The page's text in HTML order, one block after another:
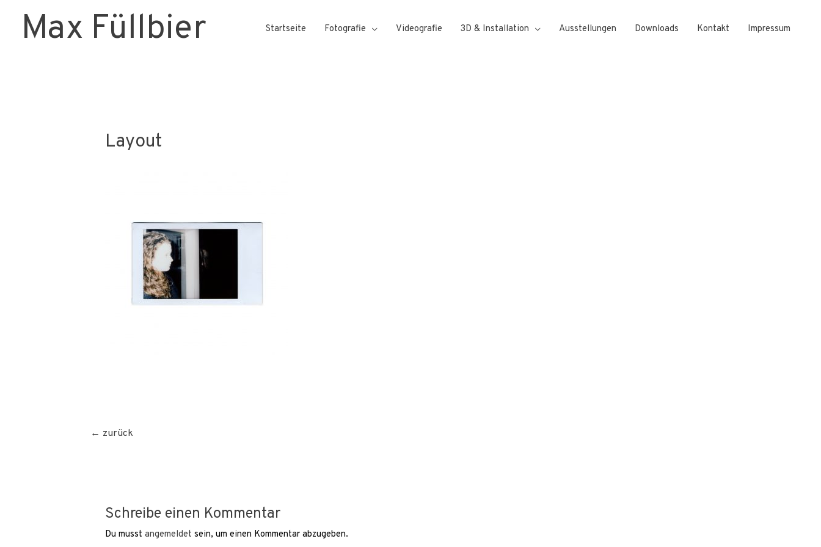
Max Füllbier Startseite Fotografie Videografie 3D & Installation Ausstellungen Downloads Kontakt Impressum
Layout
Beitragsnavigation
← zurück
Schreibe einen Kommentar
Du musstangemeldet sein, um einen Kommentar abzugeben.